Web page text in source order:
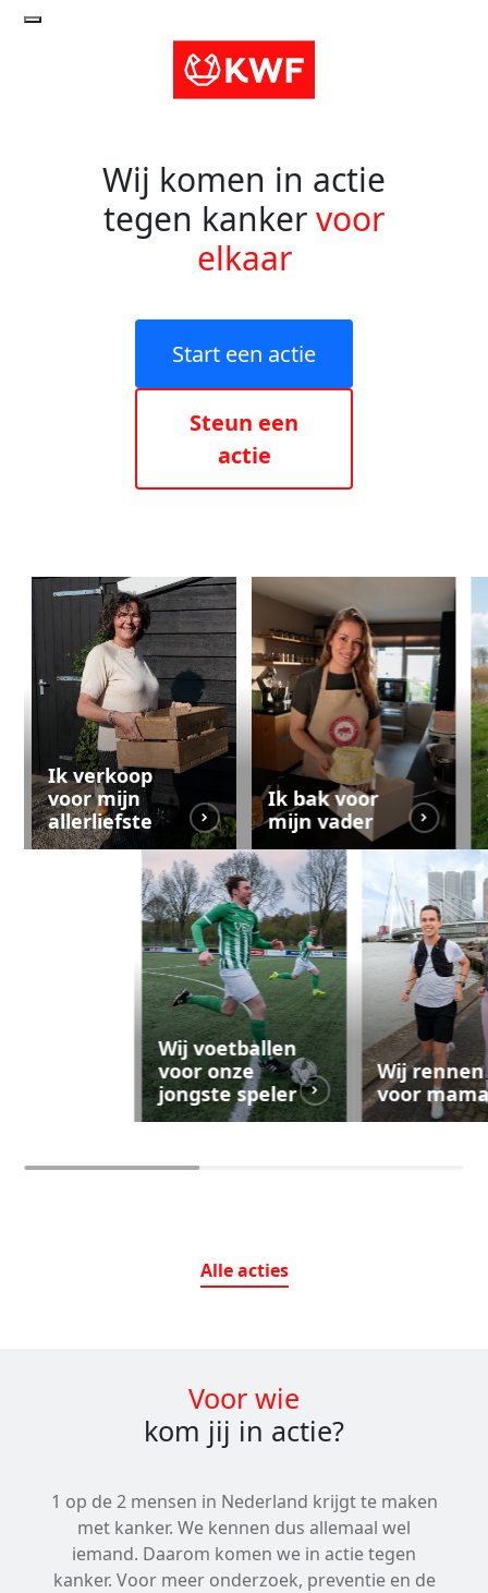
Wij komen in actie
tegen kankervoor
elkaar
Start een actie
Steun een
actie
Ik verkoop
voor mijn
allerliefste
Ik bak voor
mijn vader
Wij voetballen
voor onze
jongste speler
Wij rennen
voor
Alleacties
Voor wie
kom jij in actie?
1 op de 2 mensen in Nederland krijgt te maken
met kanker. We kennen dus allemaal wel
iemand. Daarom komen we in actie tegen
kanker. Voor meer onderzoek, preventie en de